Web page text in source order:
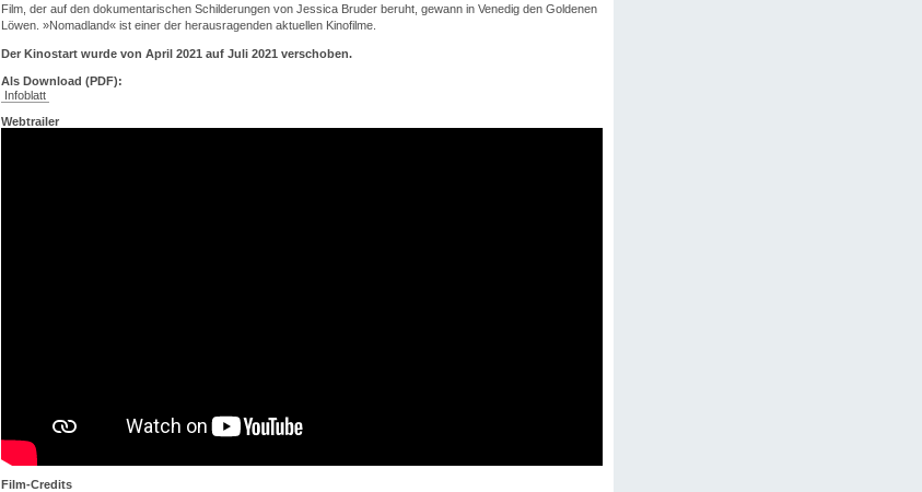
Film, der auf den dokumentarischen Schilderungen von Jessica Bruder beruht, gewann in Venedig den Goldenen
Löwen. »Nomadland« ist einer der herausragenden aktuellen Kinofilme.
Der Kinostart wurde von April 2021 auf Juli 2021 verschoben.
Als Download (PDF):
Infoblatt
Webtrailer
Film-Credits